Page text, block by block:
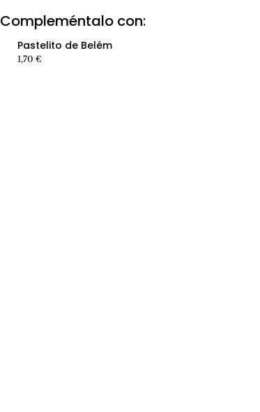
Compleméntalo con:
Ver producto producto
Ver producto producto
Pastelito de Belém
1,70 €